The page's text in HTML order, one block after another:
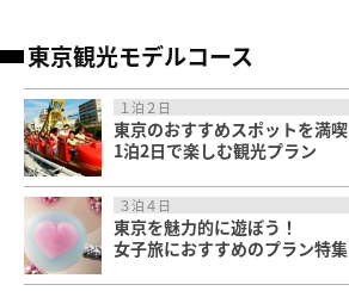
東京観光モデルコース
１泊２日
東京のおすすめスポットを満喫
1泊2日で楽しむ観光プラン
３泊４日
東京を魅力的に遊ぼう！
女子旅におすすめのプラン特集